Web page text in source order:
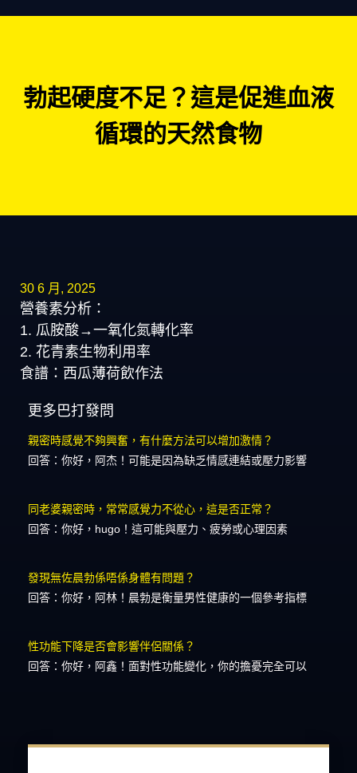
勃起硬度不足？這是促進血液
循環的天然食物
30 6 月, 2025
營養素分析：
1. 瓜胺酸→一氧化氮轉化率
2. 花青素生物利用率
食譜：西瓜薄荷飲作法
更多巴打發問
親密時感覺不夠興奮，有什麼方法可以增加激情？
回答：你好，阿杰！可能是因為缺乏情感連結或壓力影響
同老婆親密時，常常感覺力不從心，這是否正常？
回答：你好，hugo！這可能與壓力、疲勞或心理因素
發現無佐晨勃係唔係身體有問題？
回答：你好，阿林！晨勃是衡量男性健康的一個參考指標
性功能下降是否會影響伴侶關係？
回答：你好，阿鑫！面對性功能變化，你的擔憂完全可以